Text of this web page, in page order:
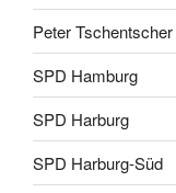
Peter Tschentscher
SPD Hamburg
SPD Harburg
SPD Harburg-Süd